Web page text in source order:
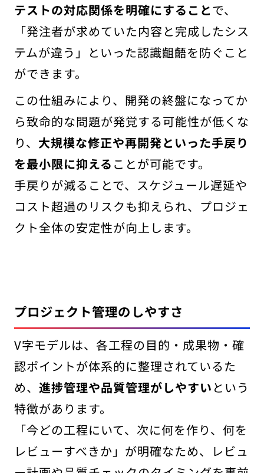
テストの対応関係を明確にすることで、
「発注者が求めていた内容と完成したシス
テムが違う」といった認識齟齬を防ぐこと
ができます。
この仕組みにより、開発の終盤になってか
ら致命的な問題が発覚する可能性が低くな
り、 大規模な修正や再開発といった手戻り
を最小限に抑える ことが可能です。
手戻りが減ることで、スケジュール遅延や
コスト超過のリスクも抑えられ、プロジェ
クト全体の安定性が向上します。
プロジェクト管理のしやすさ
V字モデルは、各工程の目的・成果物・確
認ポイントが体系的に整理されているた
め、 進捗管理や品質管理がしやすい という
特徴があります。
「今どの工程にいて、次に何を作り、何を
レビューすべきか」が明確なため、レビュ